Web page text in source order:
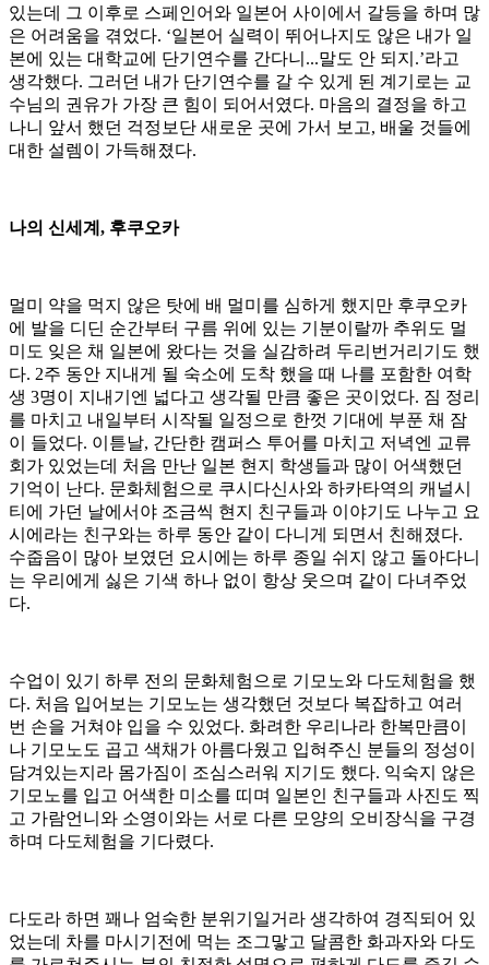
있는데 그 이후로 스페인어와 일본어 사이에서 갈등을 하며 많
은 어려움을 겪었다. ‘일본어 실력이 뛰어나지도 않은 내가 일
본에 있는 대학교에 단기연수를 간다니...말도 안 되지.’라고
생각했다. 그러던 내가 단기연수를 갈 수 있게 된 계기로는 교
수님의 권유가 가장 큰 힘이 되어서였다. 마음의 결정을 하고
나니 앞서 했던 걱정보단 새로운 곳에 가서 보고, 배울 것들에
대한 설렘이 가득해졌다.
나의 신세계, 후쿠오카
멀미 약을 먹지 않은 탓에 배 멀미를 심하게 했지만 후쿠오카
에 발을 디딘 순간부터 구름 위에 있는 기분이랄까 추위도 멀
미도 잊은 채 일본에 왔다는 것을 실감하려 두리번거리기도 했
다. 2주 동안 지내게 될 숙소에 도착 했을 때 나를 포함한 여학
생 3명이 지내기엔 넓다고 생각될 만큼 좋은 곳이었다. 짐 정리
를 마치고 내일부터 시작될 일정으로 한껏 기대에 부푼 채 잠
이 들었다. 이튿날, 간단한 캠퍼스 투어를 마치고 저녁엔 교류
회가 있었는데 처음 만난 일본 현지 학생들과 많이 어색했던
기억이 난다. 문화체험으로 쿠시다신사와 하카타역의 캐널시
티에 가던 날에서야 조금씩 현지 친구들과 이야기도 나누고 요
시에라는 친구와는 하루 동안 같이 다니게 되면서 친해졌다.
수줍음이 많아 보였던 요시에는 하루 종일 쉬지 않고 돌아다니
는 우리에게 싫은 기색 하나 없이 항상 웃으며 같이 다녀주었
다.
수업이 있기 하루 전의 문화체험으로 기모노와 다도체험을 했
다. 처음 입어보는 기모노는 생각했던 것보다 복잡하고 여러
번 손을 거쳐야 입을 수 있었다. 화려한 우리나라 한복만큼이
나 기모노도 곱고 색채가 아름다웠고 입혀주신 분들의 정성이
담겨있는지라 몸가짐이 조심스러워 지기도 했다. 익숙지 않은
기모노를 입고 어색한 미소를 띠며 일본인 친구들과 사진도 찍
고 가람언니와 소영이와는 서로 다른 모양의 오비장식을 구경
하며 다도체험을 기다렸다.
다도라 하면 꽤나 엄숙한 분위기일거라 생각하여 경직되어 있
었는데 차를 마시기전에 먹는 조그맣고 달콤한 화과자와 다도